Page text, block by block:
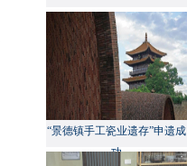
“景德镇手工瓷业遗存”申遗成
功